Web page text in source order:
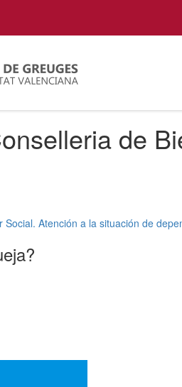
de
Atención a la situación de